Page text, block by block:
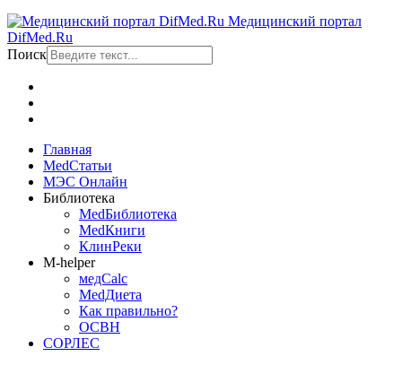
Медицинский портал
DifMed.Ru
Поиск
Главная
MedСтатьи
МЭС Онлайн
Библиотека
MedБиблиотека
MedКниги
КлинРеки
M-helper
медCalc
MedДиета
Как правильно?
ОСВН
СОРЛЕС